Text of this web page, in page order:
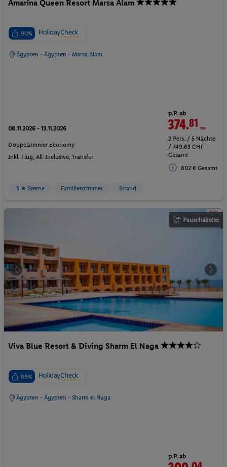
Amarina Queen Resort Marsa Alam
90%
Ägypten - Ägypten - Marsa Alam
08.11.2026 - 13.11.2026
Doppelzimmer Economy
Inkl. Flug, All-Inclusive, Transfer
p.P. ab
374.81 CHF
2 Pers. / 5 Nächte
/ 749.63 CHF
Gesamt
802 € Gesamt
5 ★ Sterne Familienzimmer Strand
Pauschalreise
Viva Blue Resort & Diving Sharm El Naga
89%
Ägypten - Ägypten - Sharm el Naga
p.P. ab